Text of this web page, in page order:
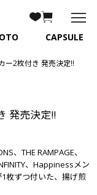
CAPSULE
ー2枚付き 発売決定!!
発売決定!!
、THE RAMPAGE、
、Happinessメン
枚ずつ付いた、揚げ煎